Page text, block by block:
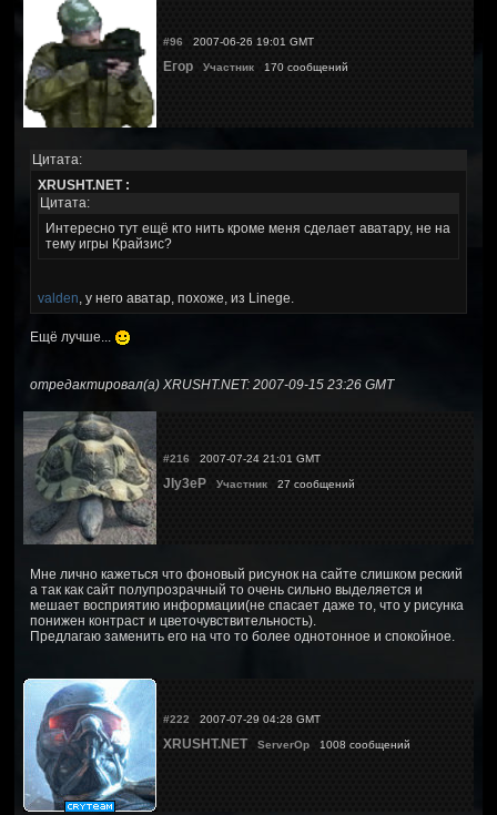
#96 2007-06-26 19:01 GMT
Егор Участник 170 сообщений
Цитата:
XRUSHT.NET :
Цитата:
Интересно тут ещё кто нить кроме меня сделает аватару, не на
тему игры Крайзис?
valden, у него аватар, похоже, из Linege.
Ещё лучше...
отредактировал(а) XRUSHT.NET: 2007-09-15 23:26 GMT
#216 2007-07-24 21:01 GMT
JIy3eP Участник 27 сообщений
Мне лично кажеться что фоновый рисунок на сайте слишком реский
а так как сайт полупрозрачный то очень сильно выделяется и
мешает восприятию информации(не спасает даже то, что у рисунка
понижен контраст и цветочувствительность).
Предлагаю заменить его на что то более однотонное и спокойное.
#222 2007-07-29 04:28 GMT
XRUSHT.NET ServerOp 1008 сообщений